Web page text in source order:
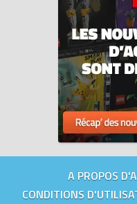
A PROPOS
CONDITIONS